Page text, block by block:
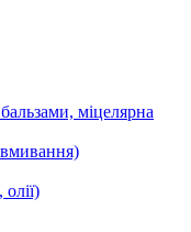
міцелярна